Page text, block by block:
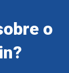
o